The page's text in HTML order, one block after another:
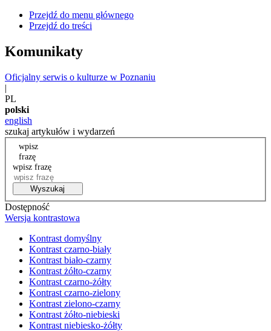
Przejdź do menu głównego
Przejdź do treści
Komunikaty
Oficjalny serwis o kulturze w Poznaniu
|
PL
polski
english
szukaj artykułów i wydarzeń
wpisz
frazę
wpisz frazę
Wyszukaj
Dostępność
Wersja kontrastowa
Kontrast domyślny
Kontrast czarno-biały
Kontrast biało-czarny
Kontrast żółto-czarny
Kontrast czarno-żółty
Kontrast czarno-zielony
Kontrast zielono-czarny
Kontrast żółto-niebieski
Kontrast niebiesko-żółty